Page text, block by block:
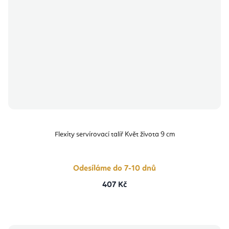
Flexity servírovací talíř Květ života 9 cm
Odesíláme do 7-10 dnů
407 Kč